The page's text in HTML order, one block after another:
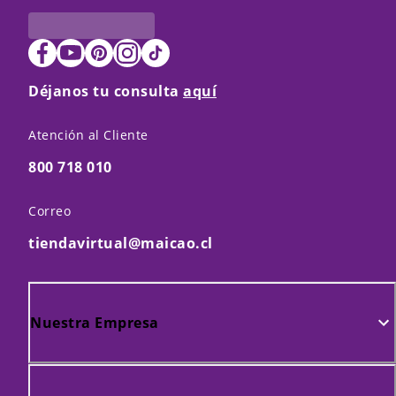
Déjanos tu consulta aquí
Atención al Cliente
800 718 010
Correo
tiendavirtual@maicao.cl
Nuestra Empresa